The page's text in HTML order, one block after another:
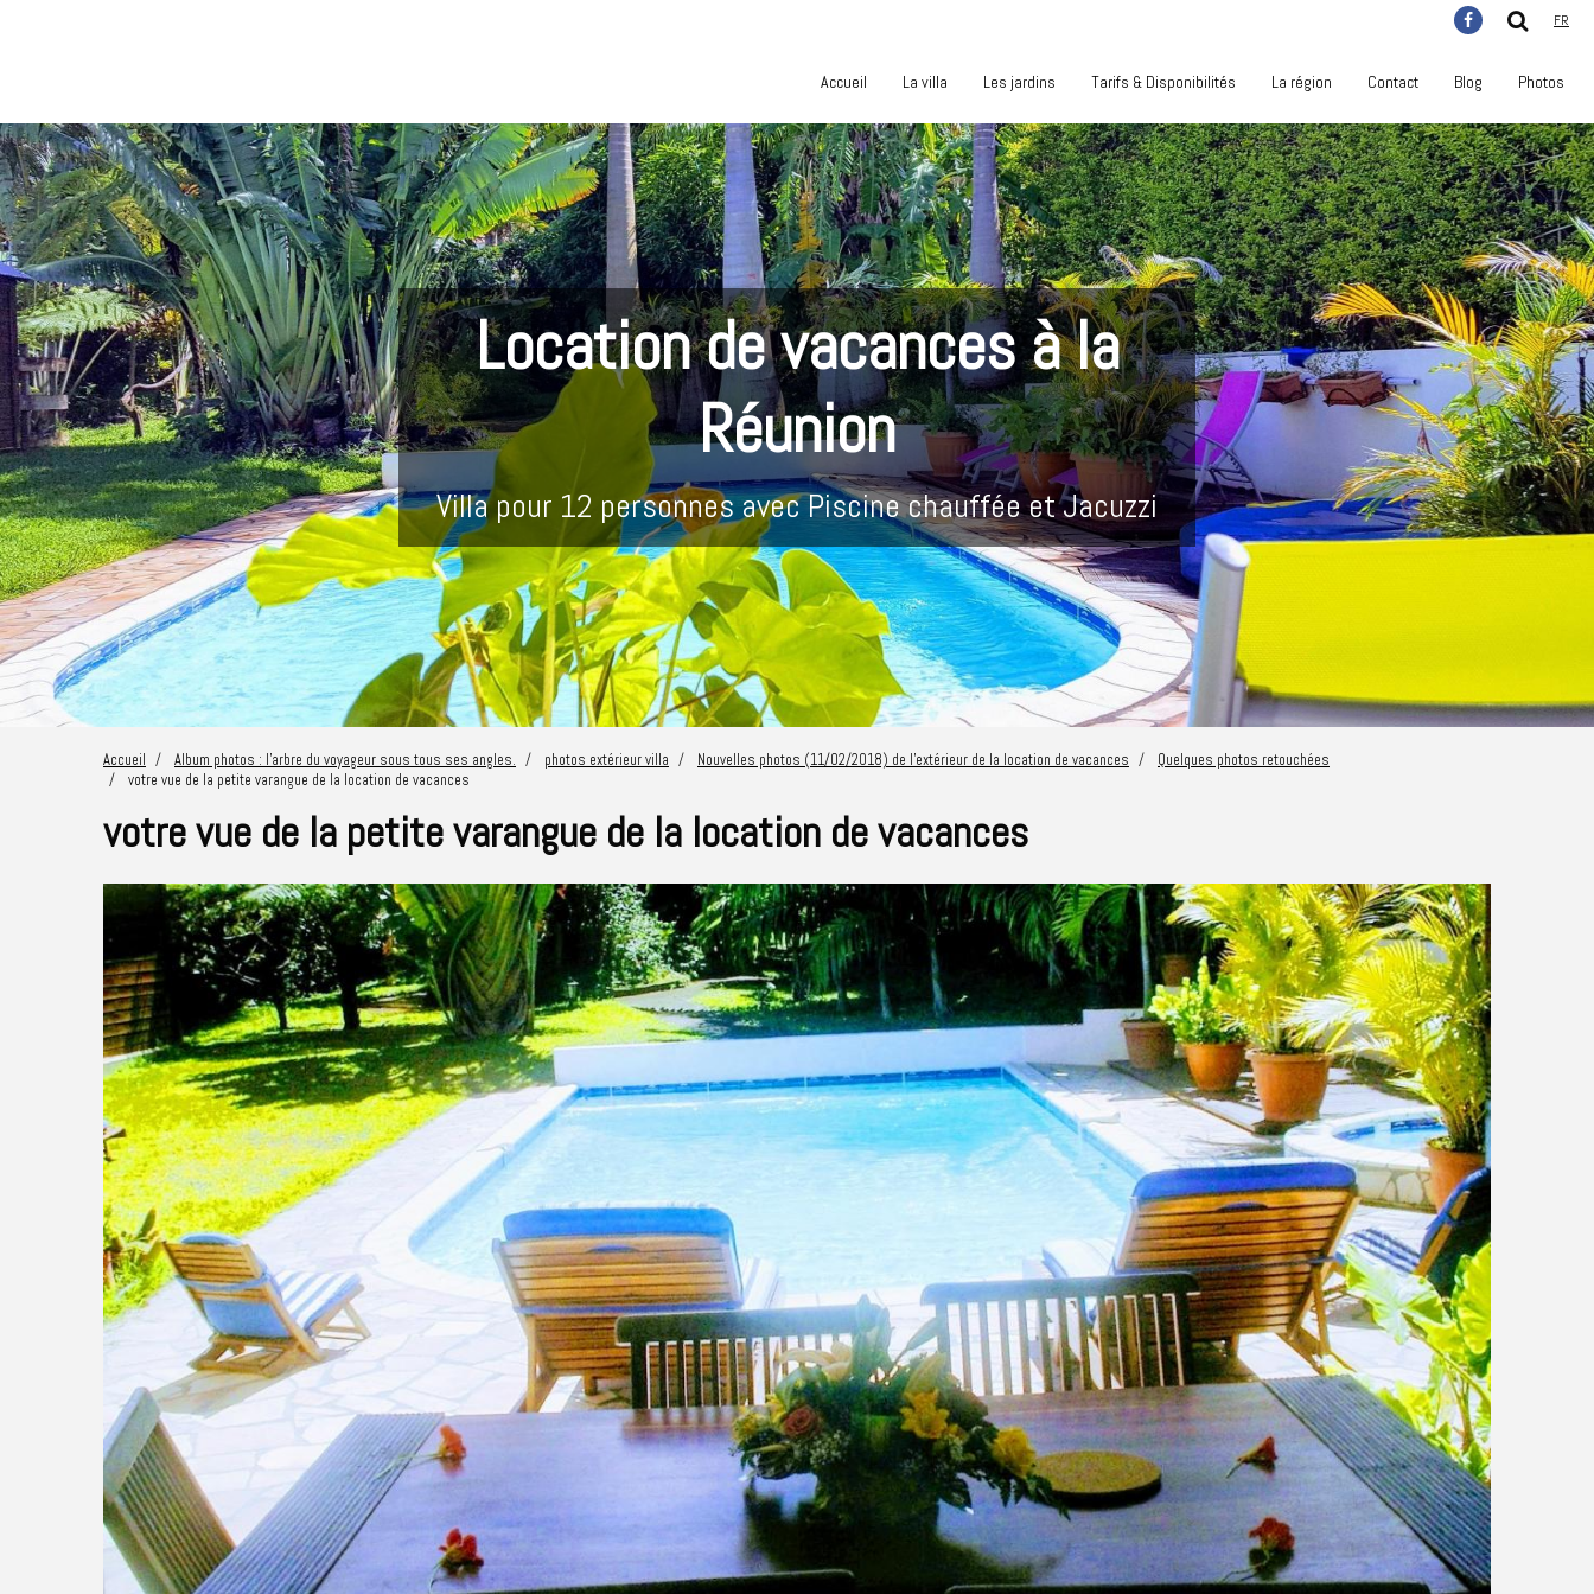
Accueil La villa Les jardins Tarifs & Disponibilités La région Contact Blog Photos
FR
Location de vacances à la
Réunion
Villa pour 12 personnes avec Piscine chauffée et Jacuzzi
Accueil Album photos : l'arbre du voyageur sous tous ses angles. photos extérieur villa Nouvelles photos (11/02/2018) de l'extérieur de la location de vacances
Quelques photos retouchées
votre vue de la petite varangue de la location de vacances
votre vue de la petite varangue de la location de vacances